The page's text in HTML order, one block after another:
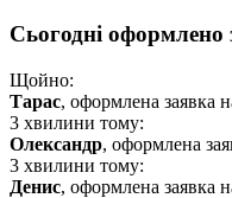
Сьогодні оформлено
Щойно:
Тарас, оформлена заявка
3 хвилини тому:
Олександр, оформлена
3 хвилини тому:
Денис, оформлена заявка